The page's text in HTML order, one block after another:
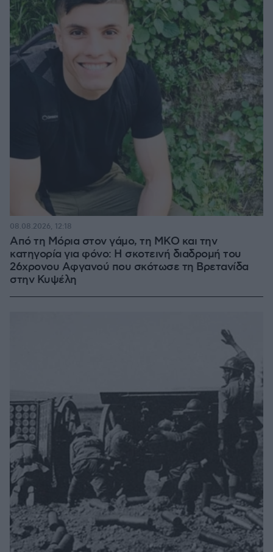
Από τη Μόρια στον γάμο, τη ΜΚΟ και την
κατηγορία για φόνο: Η σκοτεινή διαδρομή του
26χρονου Αφγανού που σκότωσε τη Βρετανίδα
στην Κυψέλη
08.08.2026, 12:18